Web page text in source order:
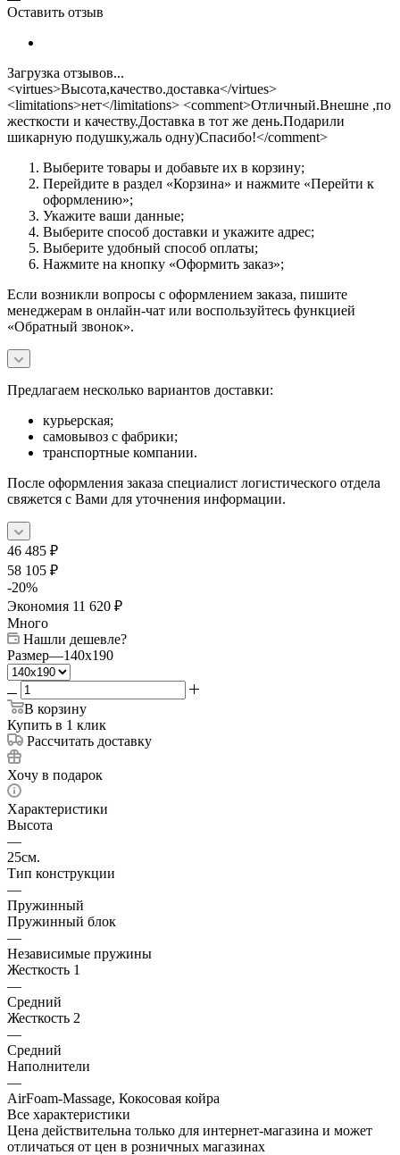
Оставить отзыв
Загрузка отзывов...
<virtues>Высота,качество.доставка</virtues>
<limitations>нет</limitations> <comment>Отличный.Внешне ,по
жесткости и качеству.Доставка в тот же день.Подарили
шикарную подушку,жаль одну)Спасибо!</comment>
Выберите товары и добавьте их в корзину;
Перейдите в раздел «Корзина» и нажмите «Перейти к
оформлению»;
Укажите ваши данные;
Выберите способ доставки и укажите адрес;
Выберите удобный способ оплаты;
Нажмите на кнопку «Оформить заказ»;
Если возникли вопросы с оформлением заказа, пишите
менеджерам в онлайн-чат или воспользуйтесь функцией
«Обратный звонок».
Предлагаем несколько вариантов доставки:
курьерская;
самовывоз с фабрики;
транспортные компании.
После оформления заказа специалист логистического отдела
свяжется с Вами для уточнения информации.
46 485 ₽
58 105 ₽
-20%
Экономия 11 620 ₽
Много
Нашли дешевле?
Размер—140x190
В корзину
Купить в 1 клик
Рассчитать доставку
Хочу в подарок
Характеристики
Высота
—
25см.
Тип конструкции
—
Пружинный
Пружинный блок
—
Независимые пружины
Жесткость 1
—
Средний
Жесткость 2
—
Средний
Наполнители
—
AirFoam-Massage, Кокосовая койра
Все характеристики
Цена действительна только для интернет-магазина и может
отличаться от цен в розничных магазинах